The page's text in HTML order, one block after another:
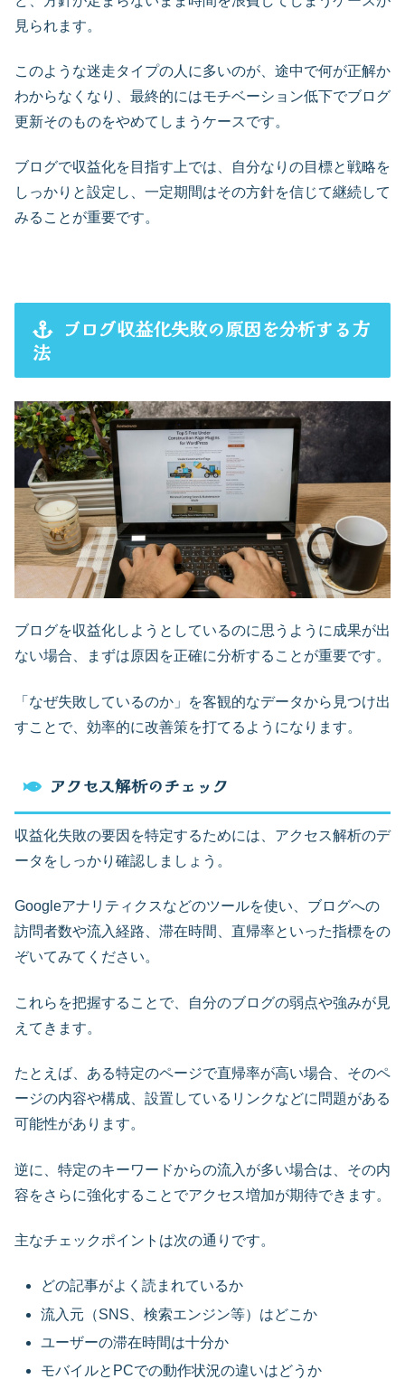
見られます。
このような迷走タイプの人に多いのが、途中で何が正解か
わからなくなり、最終的にはモチベーション低下でブログ
更新そのものをやめてしまうケースです。
ブログで収益化を目指す上では、自分なりの目標と戦略を
しっかりと設定し、一定期間はその方針を信じて継続して
みることが重要です。
ブログ収益化失敗の原因を分析する方
法
ブログを収益化しようとしているのに思うように成果が出
ない場合、まずは原因を正確に分析することが重要です。
「なぜ失敗しているのか」を客観的なデータから見つけ出
すことで、効率的に改善策を打てるようになります。
アクセス解析のチェック
収益化失敗の要因を特定するためには、アクセス解析のデ
ータをしっかり確認しましょう。
Googleアナリティクスなどのツールを使い、ブログへの
訪問者数や流入経路、滞在時間、直帰率といった指標をの
ぞいてみてください。
これらを把握することで、自分のブログの弱点や強みが見
えてきます。
たとえば、ある特定のページで直帰率が高い場合、そのペ
ージの内容や構成、設置しているリンクなどに問題がある
可能性があります。
逆に、特定のキーワードからの流入が多い場合は、その内
容をさらに強化することでアクセス増加が期待できます。
主なチェックポイントは次の通りです。
どの記事がよく読まれているか
流入元（SNS、検索エンジン等）はどこか
ユーザーの滞在時間は十分か
モバイルとPCでの動作状況の違いはどうか